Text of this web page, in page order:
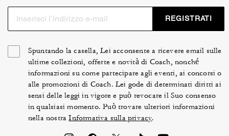
REGISTRATI
Spuntando la casella, Lei acconsente a ricevere email sulle
ultime collezioni, offerte e novità di Coach, nonché
informazioni su come partecipare agli eventi, ai concorsi o
alle promozioni di Coach. Lei gode di determinati diritti ai
sensi delle leggi in vigore e può revocare il Suo consenso
in qualsiasi momento. Può trovare ulteriori informazioni
nella nostraInformativa sulla privacy.